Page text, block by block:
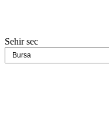
Sehir sec